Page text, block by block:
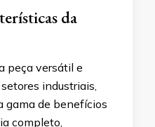
da
peça versátil e
industriais,
gama de benefícios
completo,